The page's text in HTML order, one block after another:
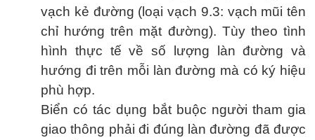
vạch kẻ đường (loại vạch 9.3: vạch mũi tên
chỉ hướng trên mặt đường). Tùy theo tình
hình thực tế về số lượng làn đường và
hướng đi trên mỗi làn đường mà có ký hiệu
phù hợp.
Biển có tác dụng bắt buộc người tham gia
giao thông phải đi đúng làn đường đã được